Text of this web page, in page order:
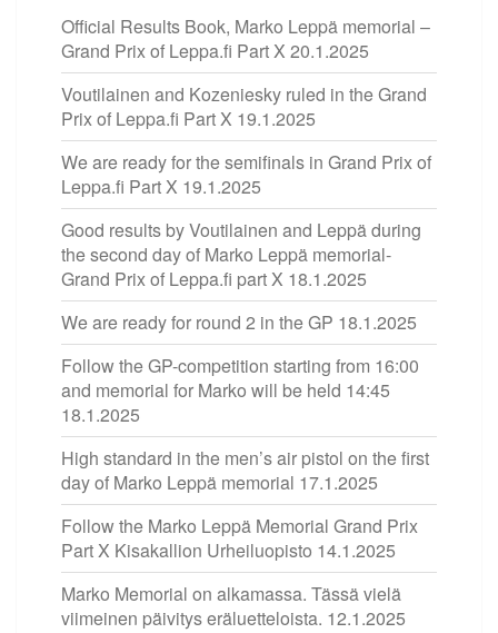
Official Results Book, Marko Leppä memorial –
Grand Prix of Leppa.fi Part X 20.1.2025
Voutilainen and Kozeniesky ruled in the Grand
Prix of Leppa.fi Part X 19.1.2025
We are ready for the semifinals in Grand Prix of
Leppa.fi Part X 19.1.2025
Good results by Voutilainen and Leppä during
the second day of Marko Leppä memorial-
Grand Prix of Leppa.fi part X 18.1.2025
We are ready for round 2 in the GP 18.1.2025
Follow the GP-competition starting from 16:00
and memorial for Marko will be held 14:45
18.1.2025
High standard in the men’s air pistol on the first
day of Marko Leppä memorial 17.1.2025
Follow the Marko Leppä Memorial Grand Prix
Part X Kisakallion Urheiluopisto 14.1.2025
Marko Memorial on alkamassa. Tässä vielä
viimeinen päivitys eräluetteloista. 12.1.2025